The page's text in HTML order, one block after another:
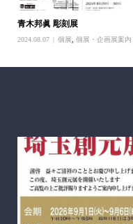
青木邦眞 彫刻展
2024.08.07 個展 個展・企画展案内